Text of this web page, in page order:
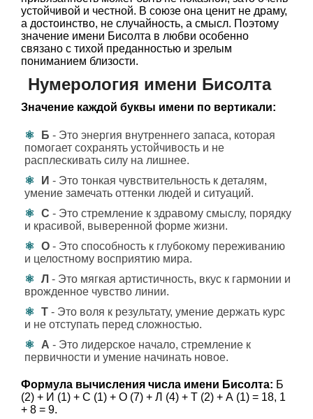
устойчивой и честной. В союзе она ценит не драму,
а достоинство, не случайность, а смысл. Поэтому
значение имени Бисолта в любви особенно
связано с тихой преданностью и зрелым
пониманием близости.
Нумерология имени Бисолта
Значение каждой буквы имени по вертикали:
Б - Это энергия внутреннего запаса, которая
помогает сохранять устойчивость и не
расплескивать силу на лишнее.
И - Это тонкая чувствительность к деталям,
умение замечать оттенки людей и ситуаций.
С - Это стремление к здравому смыслу, порядку
и красивой, выверенной форме жизни.
О - Это способность к глубокому переживанию
и целостному восприятию мира.
Л - Это мягкая артистичность, вкус к гармонии и
врожденное чувство линии.
Т - Это воля к результату, умение держать курс
и не отступать перед сложностью.
А - Это лидерское начало, стремление к
первичности и умение начинать новое.
Формула вычисления числа имени Бисолта: Б
(2) + И (1) + С (1) + О (7) + Л (4) + Т (2) + А (1) = 18, 1
+ 8 = 9.